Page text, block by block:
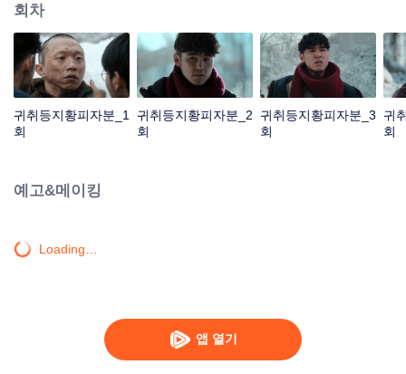
앱 열기
회차
귀취등지황피자분_1
회
귀취등지황피자분_2
회
귀취등지황피자분_3
회
귀
회
예고&메이킹
Loading…